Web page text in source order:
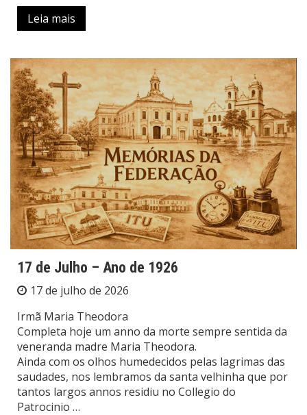
Leia mais
17 de Julho – Ano de 1926
17 de julho de 2026
Irmã Maria Theodora
Completa hoje um anno da morte sempre sentida da
veneranda madre Maria Theodora.
Ainda com os olhos humedecidos pelas lagrimas das
saudades, nos lembramos da santa velhinha que por
tantos largos annos residiu no Collegio do
Patrocinio …